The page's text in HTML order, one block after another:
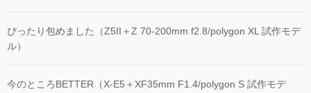
ぴったり包めました（Z5II＋Z 70-200mm f2.8/polygon XL 試作モデ
ル）
今のところBETTER（X-E5＋XF35mm F1.4/polygon S 試作モデ